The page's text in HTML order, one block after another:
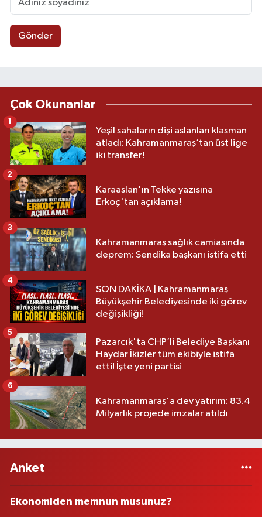
Gönder
Çok Okunanlar
Yeşil sahaların dişi aslanları klasman
atladı: Kahramanmaraş’tan üst lige
iki transfer!
Karaaslan'ın Tekke yazısına
Erkoç'tan açıklama!
2
Kahramanmaraş sağlık camiasında
deprem: Sendika başkanı istifa etti
3
SON DAKİKA | Kahramanmaraş
Büyükşehir Belediyesinde iki görev
değişikliği!
4
Pazarcık'ta CHP’li Belediye Başkanı
Haydar İkizler tüm ekibiyle istifa
etti! İşte yeni partisi
5
Kahramanmaraş'a dev yatırım: 83.4
Milyarlık projede imzalar atıldı
6
Anket
Ekonomiden memnun musunuz?